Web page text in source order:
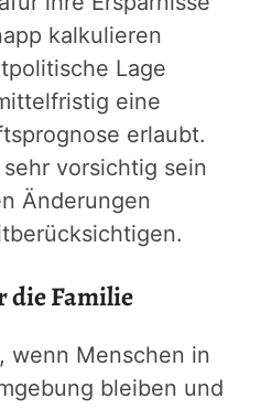
kalkulieren
Lage
eine
erlaubt.
vorsichtig sein
Änderungen
die Familie
wenn Menschen in
bleiben und